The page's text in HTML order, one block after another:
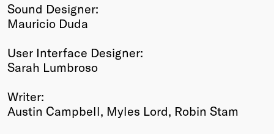
Sound Designer:
Mauricio Duda
User Interface Designer:
Sarah Lumbroso
Writer:
Austin Campbell, Myles Lord, Robin Stam